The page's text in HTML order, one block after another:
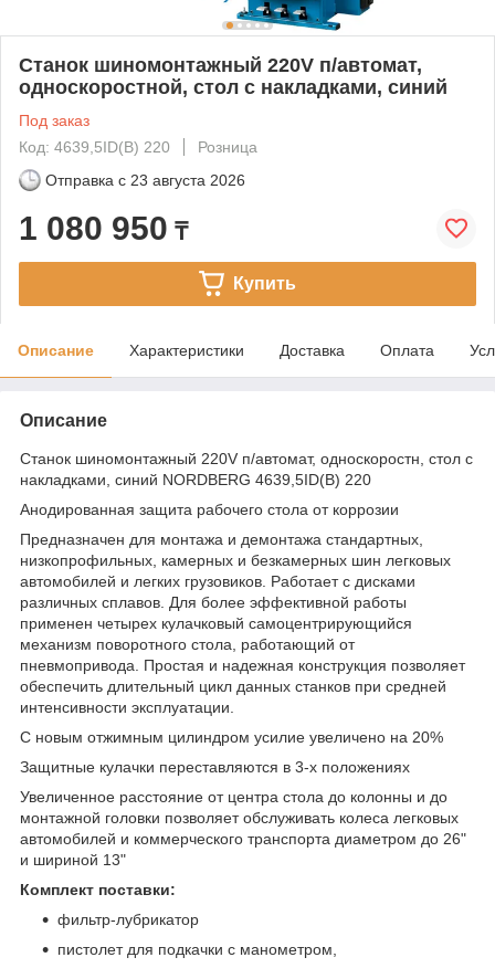
Станок шиномонтажный 220V п/автомат,
односкоростной, стол с накладками, синий
Под заказ
Код: 4639,5ID(B) 220
Розница
Отправка с 23 августа 2026
1 080 950 ₸
Купить
Описание Характеристики Доставка Оплата
Описание
Станок шиномонтажный 220V п/автомат, односкоростн, стол с
накладками, синий NORDBERG 4639,5ID(B) 220
Анодированная защита рабочего стола от коррозии
Предназначен для монтажа и демонтажа стандартных,
низкопрофильных, камерных и безкамерных шин легковых
автомобилей и легких грузовиков. Работает с дисками
различных сплавов. Для более эффективной работы
применен четырех кулачковый самоцентрирующийся
механизм поворотного стола, работающий от
пневмопривода. Простая и надежная конструкция позволяет
обеспечить длительный цикл данных станков при средней
интенсивности эксплуатации.
С новым отжимным цилиндром усилие увеличено на 20%
Защитные кулачки переставляются в 3-х положениях
Увеличенное расстояние от центра стола до колонны и до
монтажной головки позволяет обслуживать колеса легковых
автомобилей и коммерческого транспорта диаметром до 26"
и шириной 13"
Комплект поставки:
фильтр-лубрикатор
пистолет для подкачки с манометром,